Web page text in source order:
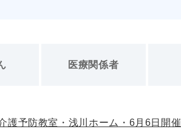
医療関係者
護予防教室・浅川ホーム・6月6日開催